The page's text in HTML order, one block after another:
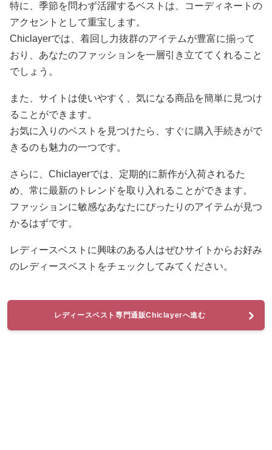
特に、季節を問わず活躍するベストは、コーディネートの
アクセントとして重宝します。
Chiclayerでは、着回し力抜群のアイテムが豊富に揃って
おり、あなたのファッションを一層引き立ててくれること
でしょう。
また、サイトは使いやすく、気になる商品を簡単に見つけ
ることができます。
お気に入りのベストを見つけたら、すぐに購入手続きがで
きるのも魅力の一つです。
さらに、Chiclayerでは、定期的に新作が入荷されるた
め、常に最新のトレンドを取り入れることができます。
ファッションに敏感なあなたにぴったりのアイテムが見つ
かるはずです。
レディースベストに興味のある人はぜひサイトからお好み
のレディースベストをチェックしてみてください。
レディースベスト専門通販Chiclayerへ進む